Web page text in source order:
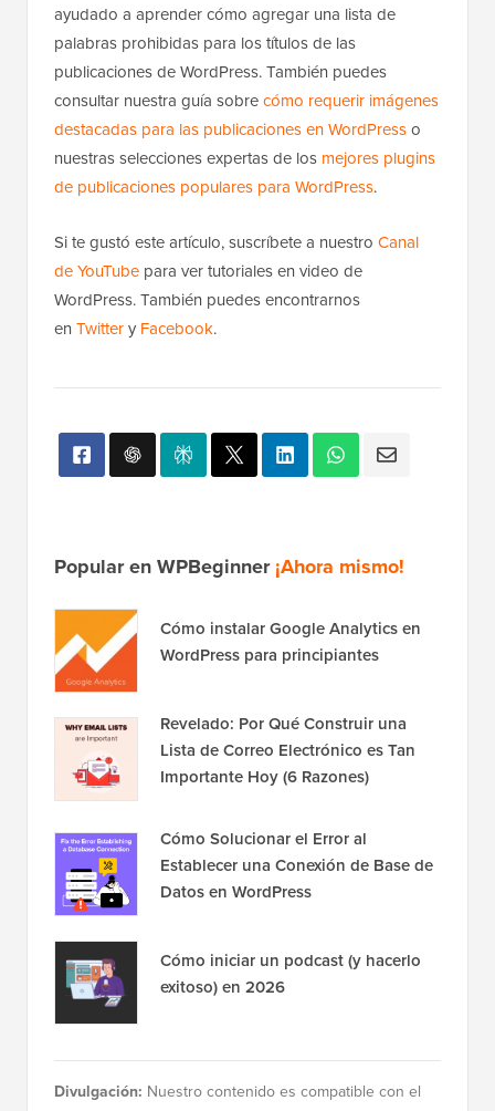
ayudado a aprender cómo agregar una lista de
palabras prohibidas para los títulos de las
publicaciones de WordPress. También puedes
consultar nuestra guía sobrecómo requerir imágenes
destacadas para las publicaciones en WordPresso
nuestras selecciones expertas de los mejores plugins
de publicaciones populares para WordPress.
Si te gustó este artículo, suscríbete a nuestro Canal
de YouTube para ver tutoriales en video de
WordPress. También puedes encontrarnos
en Twittery Facebook.
Popular en WPBeginner¡Ahora mismo!
Cómo instalar Google Analytics en
WordPress para principiantes
Revelado: Por Qué Construir una
Lista de Correo Electrónico es Tan
Importante Hoy (6 Razones)
Cómo Solucionar el Error al
Establecer una Conexión de Base de
Datos en WordPress
Cómo iniciar un podcast (y hacerlo
exitoso) en 2026
Divulgación: Nuestro contenido es compatible con el